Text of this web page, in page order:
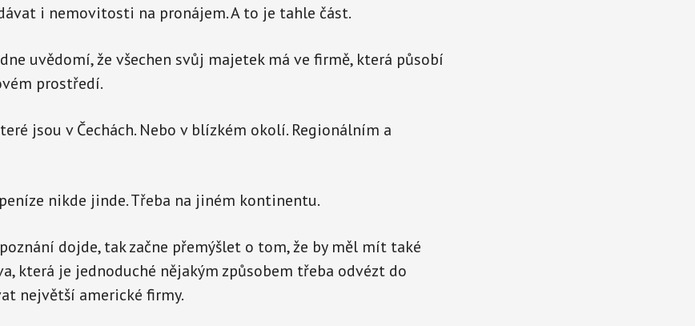
i nemovitosti na pronájem. A to je tahle část.
uvědomí, že všechen svůj majetek má ve firmě, která působí
prostředí.
jsou v Čechách. Nebo v blízkém okolí. Regionálním a
nikde jinde. Třeba na jiném kontinentu.
dojde, tak začne přemýšlet o tom, že by měl mít také
která je jednoduché nějakým způsobem třeba odvézt do
největší americké firmy.